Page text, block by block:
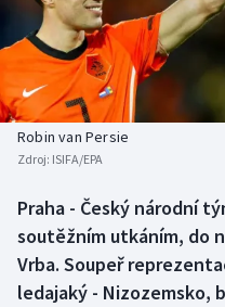
Baseball a softbal
Basketbal
Biatlon
Box
Curling
Soutěže
Historické návraty
Aplikace ČT sport
Robin van Persie
Zdroj: ISIFA/EPA
Praha - Český národní
soutěžním utkáním, do
Vrba. Soupeř
ledajaký - Nizozemsko,